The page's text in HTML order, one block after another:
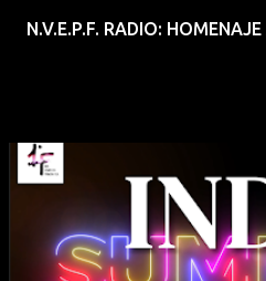
N.V.E.P.F. RADIO: